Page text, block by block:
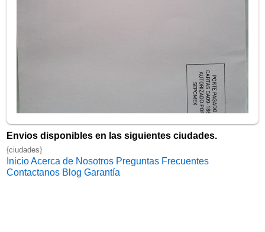
Envios disponibles en las siguientes ciudades.
{ciudades}
InicioAcerca de Nosotros Preguntas Frecuentes
Contactanos BlogGarantía